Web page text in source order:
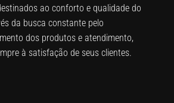
ao conforto e qualidade do
da busca constante pelo
dos produtos e atendimento,
à satisfação de seus clientes.